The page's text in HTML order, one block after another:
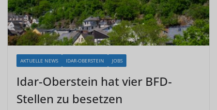
AKTUELLE NEWS IDAR-OBERSTEIN JOBS
Idar-Oberstein hat vier BFD-
Stellen zu besetzen